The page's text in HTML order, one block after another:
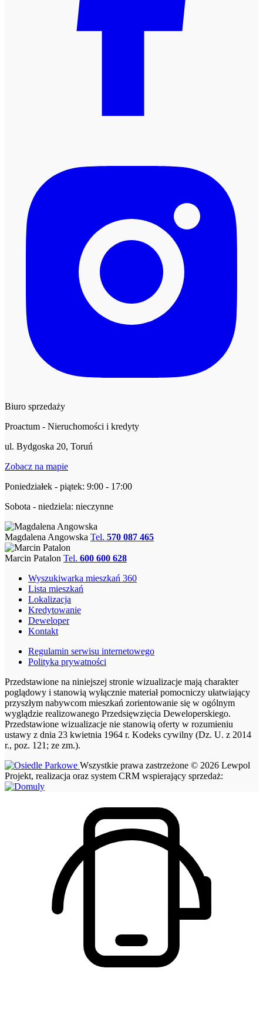
Biuro sprzedaży
Proactum - Nieruchomości i kredyty
ul. Bydgoska 20, Toruń
Zobacz na mapie
Poniedziałek - piątek: 9:00 - 17:00
Sobota - niedziela: nieczynne
Magdalena Angowska Tel. 570 087 465
Marcin Patalon Tel. 600 600 628
Wyszukiwarka mieszkań 360
Lista mieszkań
Lokalizacja
Kredytowanie
Deweloper
Kontakt
Regulamin serwisu internetowego
Polityka prywatności
Przedstawione na niniejszej stronie wizualizacje mają charakter
poglądowy i stanowią wyłącznie materiał pomocniczy ułatwiający
przyszłym nabywcom mieszkań zorientowanie się w ogólnym
wyglądzie realizowanego Przedsięwzięcia Deweloperskiego.
Przedstawione wizualizacje nie stanowią oferty w rozumieniu
ustawy z dnia 23 kwietnia 1964 r. Kodeks cywilny (Dz. U. z 2014
r., poz. 121; ze zm.).
Wszystkie prawa zastrzeżone © 2026 Lewpol
Projekt, realizacja oraz system CRM wspierający sprzedaż: